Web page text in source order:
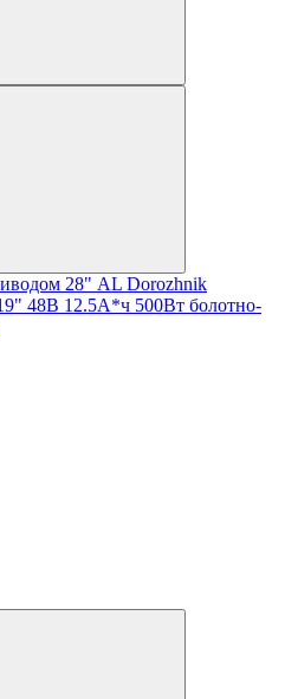
28" AL Dorozhnik
48B 12.5А*ч 500Вт болотно-